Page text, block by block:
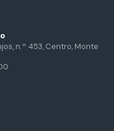
n.º 453, Centro, Monte